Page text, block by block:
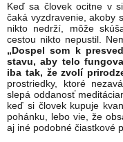
Keď sa človek ocitne v
čaká vyzdravenie, akoby
nikto nedrží, môže
cestou nikto nepustil.
„Dospel som k
stavu, aby telo
iba tak, že zvolí
prostriedky, ktoré
slepá oddanosť
keď si človek kupuje
pohánku, lebo vie, že
aj iné podobné čiastkové